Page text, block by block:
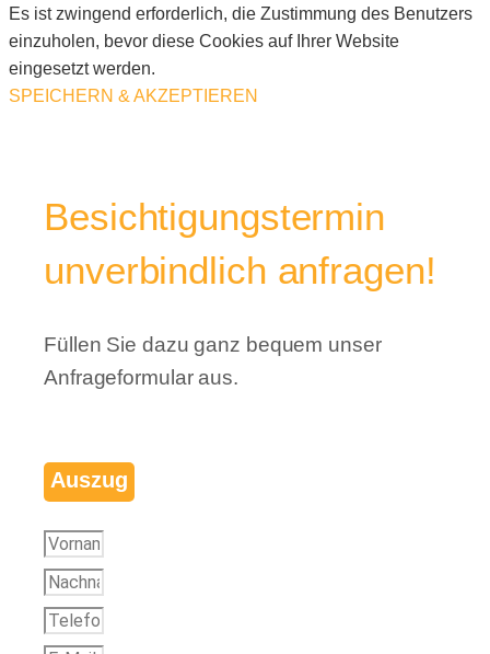
Es ist zwingend erforderlich, die Zustimmung des Benutzers
einzuholen, bevor diese Cookies auf Ihrer Website
eingesetzt werden.
SPEICHERN & AKZEPTIEREN
Besichtigungstermin
unverbindlich anfragen!
Füllen Sie dazu ganz bequem unser
Anfrageformular aus.
Auszug